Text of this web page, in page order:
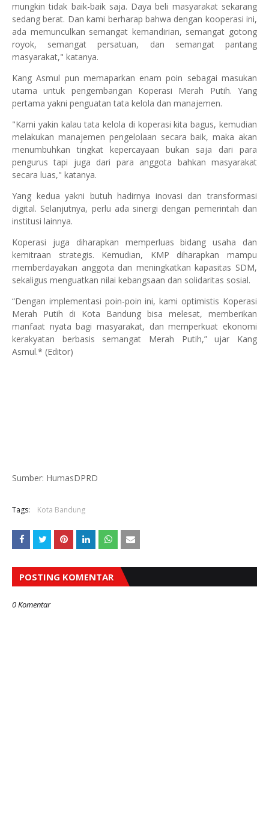
mungkin tidak baik-baik saja. Daya beli masyarakat sekarang
sedang berat. Dan kami berharap bahwa dengan kooperasi ini,
ada memunculkan semangat kemandirian, semangat gotong
royok, semangat persatuan, dan semangat pantang
masyarakat," katanya.
Kang Asmul pun memaparkan enam poin sebagai masukan
utama untuk pengembangan Koperasi Merah Putih. Yang
pertama yakni penguatan tata kelola dan manajemen.
"Kami yakin kalau tata kelola di koperasi kita bagus, kemudian
melakukan manajemen pengelolaan secara baik, maka akan
menumbuhkan tingkat kepercayaan bukan saja dari para
pengurus tapi juga dari para anggota bahkan masyarakat
secara luas," katanya.
Yang kedua yakni butuh hadirnya inovasi dan transformasi
digital. Selanjutnya, perlu ada sinergi dengan pemerintah dan
institusi lainnya.
Koperasi juga diharapkan memperluas bidang usaha dan
kemitraan strategis. Kemudian, KMP diharapkan mampu
memberdayakan anggota dan meningkatkan kapasitas SDM,
sekaligus menguatkan nilai kebangsaan dan solidaritas sosial.
“Dengan implementasi poin-poin ini, kami optimistis Koperasi
Merah Putih di Kota Bandung bisa melesat, memberikan
manfaat nyata bagi masyarakat, dan memperkuat ekonomi
kerakyatan berbasis semangat Merah Putih,” ujar Kang
Asmul.* (Editor)
Sumber: HumasDPRD
Tags: Kota Bandung
POSTING KOMENTAR
0 Komentar